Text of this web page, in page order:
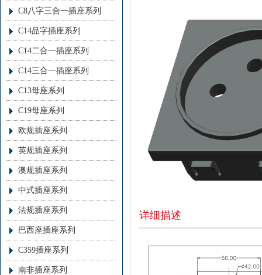
C8八字三合一插座系列
C14品字插座系列
C14二合一插座系列
C14三合一插座系列
C13母座系列
C19母座系列
欧规插座系列
英规插座系列
澳规插座系列
中式插座系列
法规插座系列
巴西座插座系列
C359插座系列
南非插座系列
详细描述